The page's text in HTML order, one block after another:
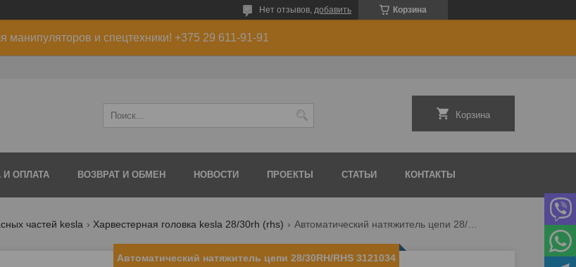
Корзина
Нет отзывов, добавить
манипуляторов и спецтехники! +375 29 611-91-91
Корзина
И ОПЛАТА ВОЗВРАТ И ОБМЕН НОВОСТИ ПРОЕКТЫ СТАТЬИ КОНТАКТЫ
частей kesla Харвестерная головка kesla 28/30rh (rhs) Автоматический натяжитель цепи 28/30rh/rhs 3121034
Автоматический натяжитель цепи 28/30RH/RHS 3121034